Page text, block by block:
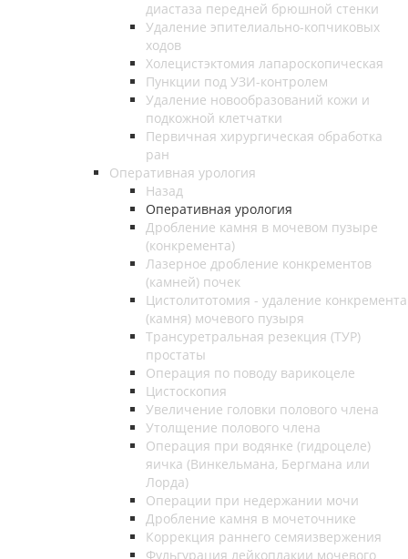
диастаза передней брюшной стенки
Удаление эпителиально-копчиковых
ходов
Холецистэктомия лапароскопическая
Пункции под УЗИ-контролем
Удаление новообразований кожи и
подкожной клетчатки
Первичная хирургическая обработка
ран
Оперативная урология
Назад
Оперативная урология
Дробление камня в мочевом пузыре
(конкремента)
Лазерное дробление конкрементов
(камней) почек
Цистолитотомия - удаление конкремента
(камня) мочевого пузыря
Трансуретральная резекция (ТУР)
простаты
Операция по поводу варикоцеле
Цистоскопия
Увеличение головки полового члена
Утолщение полового члена
Операция при водянке (гидроцеле)
яичка (Винкельмана, Бергмана или
Лорда)
Операции при недержании мочи
Дробление камня в мочеточнике
Коррекция раннего семяизвержения
Фульгурация лейкоплакии мочевого